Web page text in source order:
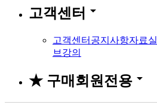
고객센터 arrow_drop_down
고객센터 공지사항자료실
브강의
★ 구매회원전용 arrow_drop_down